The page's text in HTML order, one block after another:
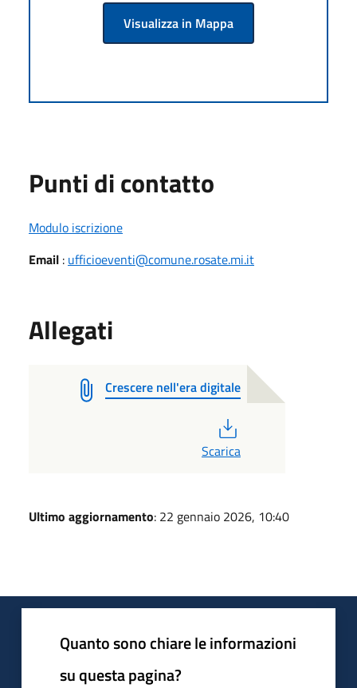
Visualizza in Mappa
Punti di contatto
Modulo iscrizione
Email : ufficioeventi@comune.rosate.mi.it
Allegati
Crescere nell'era digitale
Scarica
Ultimo aggiornamento: 22 gennaio 2026, 10:40
Quanto sono chiare le informazioni
su questa pagina?